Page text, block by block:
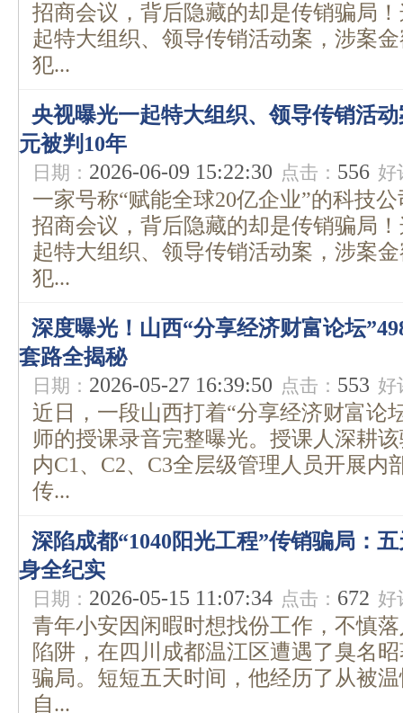
招商会议，背后隐藏的却是传销骗局
起特大组织、领导传销活动案，涉案
犯...
央视曝光一起特大组织、领导传销活
元被判10年
日期： 2026-06-09 15:22:30 点击： 556 好
一家号称“赋能全球20亿企业”的科技
招商会议，背后隐藏的却是传销骗局
起特大组织、领导传销活动案，涉案
犯...
深度曝光！山西“分享经济财富论坛
套路全揭秘
日期： 2026-05-27 16:39:50 点击： 553 好
近日，一段山西打着“分享经济财富论
师的授课录音完整曝光。授课人深耕
内C1、C2、C3全层级管理人员开展内
传...
深陷成都“1040阳光工程”传销骗局：
身全纪实
日期： 2026-05-15 11:07:34 点击： 672 好
青年小安因闲暇时想找份工作，不慎
陷阱，在四川成都温江区遭遇了臭名
骗局。短短五天时间，他经历了从被
自...